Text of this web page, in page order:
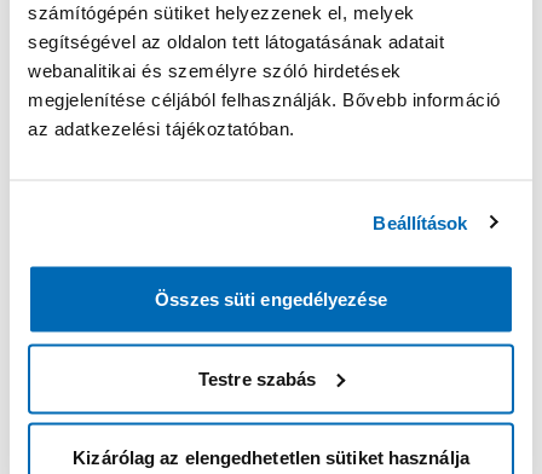
számítógépén sütiket helyezzenek el, melyek
segítségével az oldalon tett látogatásának adatait
webanalitikai és személyre szóló hirdetések
megjelenítése céljából felhasználják. Bővebb információ
az adatkezelési tájékoztatóban.
Beállítások
Összes süti engedélyezése
Testre szabás
Kizárólag az elengedhetetlen sütiket használja